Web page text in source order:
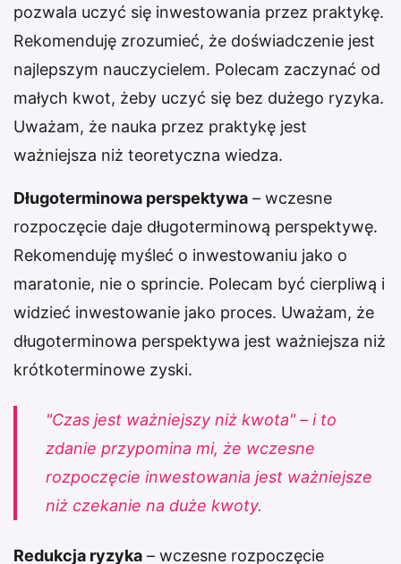
pozwala uczyć się inwestowania przez praktykę.
Rekomenduję zrozumieć, że doświadczenie jest
najlepszym nauczycielem. Polecam zaczynać od
małych kwot, żeby uczyć się bez dużego ryzyka.
Uważam, że nauka przez praktykę jest
ważniejsza niż teoretyczna wiedza.
Długoterminowa perspektywa – wczesne
rozpoczęcie daje długoterminową perspektywę.
Rekomenduję myśleć o inwestowaniu jako o
maratonie, nie o sprincie. Polecam być cierpliwą i
widzieć inwestowanie jako proces. Uważam, że
długoterminowa perspektywa jest ważniejsza niż
krótkoterminowe zyski.
"Czas jest ważniejszy niż kwota" – i to
zdanie przypomina mi, że wczesne
rozpoczęcie inwestowania jest ważniejsze
niż czekanie na duże kwoty.
Redukcja ryzyka – wczesne rozpoczęcie